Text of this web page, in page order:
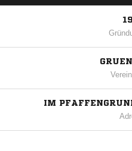
IM